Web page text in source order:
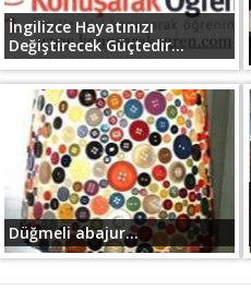
İngilizce Hayatınızı
Değiştirecek Güçtedir...
Düğmeli abajur...